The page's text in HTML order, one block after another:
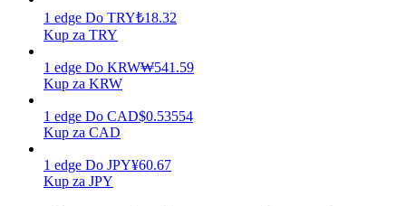
Stawianie
1 edge Do TRY₺18.32
Kup za TRY
1 edge Do KRW₩541.59
Kup za KRW
1 edge Do CAD$0.53554
Kup za CAD
1 edge Do JPY¥60.67
Kup za JPY